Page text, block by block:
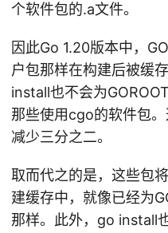
个软件包的.a文件。
因此Go 1.20版本中，
户包那样在构建后被缓
install也不会为
那些使用cgo的软件包
减少三分之二。
取而代之的是，这些包
建缓存中，就像已经为
那样。此外，go install